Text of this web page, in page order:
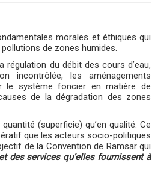
morales et éthiques qui
de zones humides.
régulation du débit des cours d’eau,
incontrôlée, les aménagements
le système foncier en matière de
de la dégradation des zones
(superficie) qu’en qualité. Ce
que les acteurs socio-politiques
de la Convention de Ramsar qui
des services qu’elles fournissent à